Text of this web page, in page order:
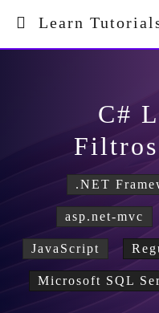
Learn
C#
.NET
asp.net-mvc
JavaScript
Microsoft SQL